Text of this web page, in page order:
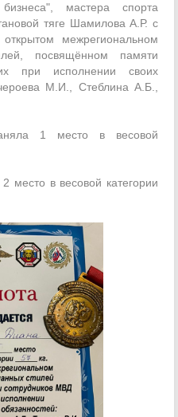
мастера спорта
тяге Шамилова А.Р. с
межрегиональном
посвящённом памяти
при исполнении своих
М.И., Стеблина А.Б.,
1 место в весовой
место в весовой категории